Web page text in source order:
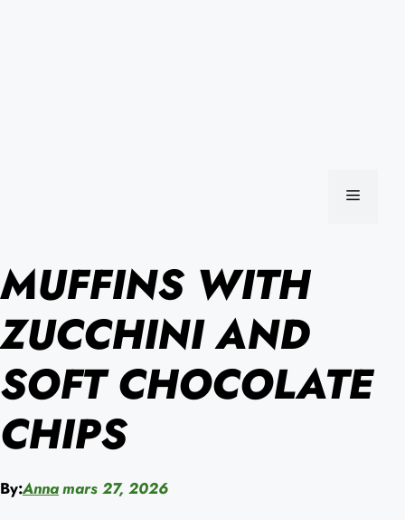
MENU
MUFFINS WITH
ZUCCHINI AND
SOFT CHOCOLATE
CHIPS
By:Annamars 27, 2026